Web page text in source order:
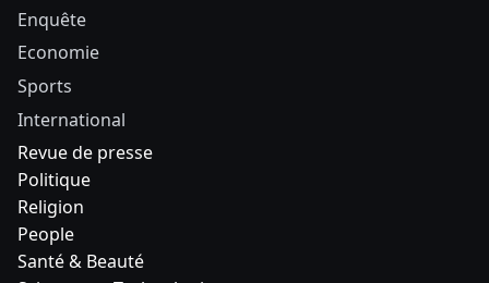
Enquête
Economie
Sports
International
Revue de presse
Politique
Religion
People
Santé & Beauté